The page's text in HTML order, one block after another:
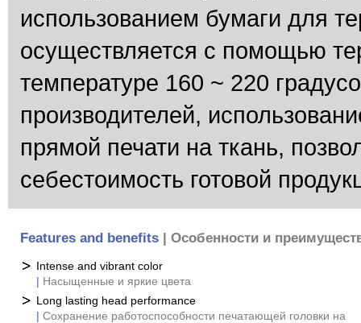
использованием бумаги для
осуществляется с помощью
температуре 160 ~ 220
производителей,
прямой печати на ткань,
себестоимость готовой
Features and benefits | Особенности и
Intense and vibrant color
| Насыщенные и яркие цвета
Long lasting head performance
| Сохранение работоспособности печатающей головки на